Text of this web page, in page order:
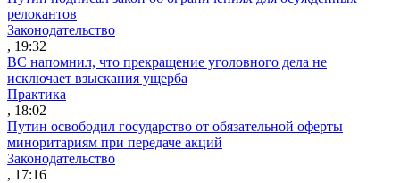
релокантов
Законодательство
, 19:32
ВС напомнил, что прекращение уголовного дела не
исключает взыскания ущерба
Практика
, 18:02
Путин освободил государство от обязательной оферты
миноритариям при передаче акций
Законодательство
, 17:16